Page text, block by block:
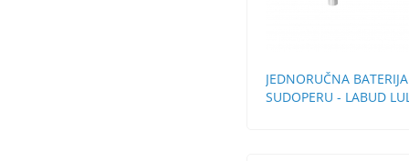
JEDNORUČNA
SUDOPERU - LABUD